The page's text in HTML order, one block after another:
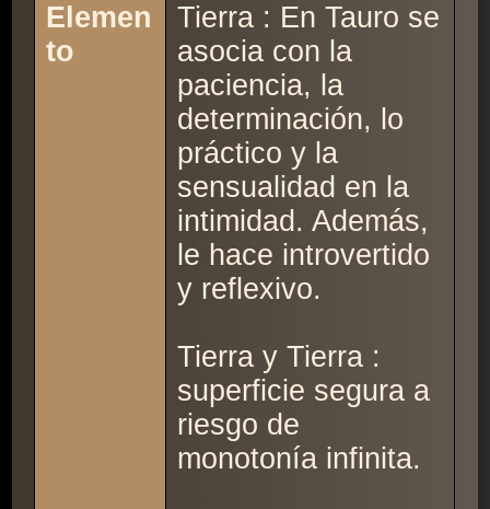
Elemen
to
Tierra : En Tauro se
asocia con la
paciencia, la
determinación, lo
práctico y la
sensualidad en la
intimidad. Además,
le hace introvertido
y reflexivo.
Tierra y Tierra :
superficie segura a
riesgo de
monotonía infinita.